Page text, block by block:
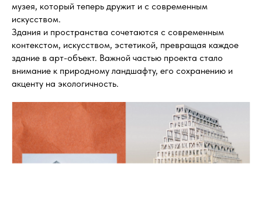
музея, который теперь дружит и с современным
искусством.
Здания и пространства сочетаются с современным
контекстом, искусством, эстетикой, превращая каждое
здание в арт-объект. Важной частью проекта стало
внимание к природному ландшафту, его сохранению и
акценту на экологичность.